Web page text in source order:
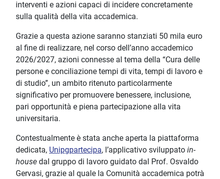
interventi e azioni capaci di incidere concretamente
sulla qualità della vita accademica.
Grazie a questa azione saranno stanziati 50 mila euro
al fine di realizzare, nel corso dell’anno accademico
2026/2027, azioni connesse al tema della “Cura delle
persone e conciliazione tempi di vita, tempi di lavoro e
di studio”, un ambito ritenuto particolarmente
significativo per promuovere benessere, inclusione,
pari opportunità e piena partecipazione alla vita
universitaria.
Contestualmente è stata anche aperta la piattaforma
dedicata, Unipgpartecipa, l’applicativo sviluppato in-
house dal gruppo di lavoro guidato dal Prof. Osvaldo
Gervasi, grazie al quale la Comunità accademica potrà